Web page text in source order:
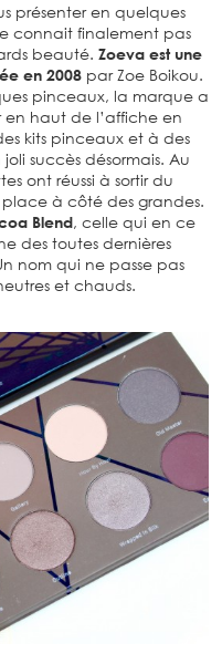
présenter en quelques
connait finalement pas
beauté. Zoeva est une
en 2008 par Zoe Boikou.
pinceaux, la marque a
en haut de l’affiche en
kits pinceaux et à des
succès désormais. Au
ont réussi à sortir du
à côté des grandes.
Blend, celle qui en ce
des toutes dernières
nom qui ne passe pas
et chauds.